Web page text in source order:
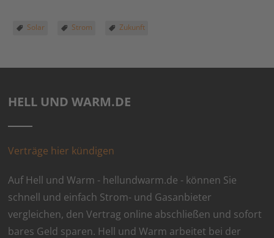
Solar Strom Zukunft
HELL UND WARM.DE
Verträge hier kündigen
Auf Hell und Warm - hellundwarm.de - können Sie
schnell und einfach Strom- und Gasanbieter
vergleichen, den Vertrag online abschließen und sofort
bares Geld sparen. Hell und Warm arbeitet bei der